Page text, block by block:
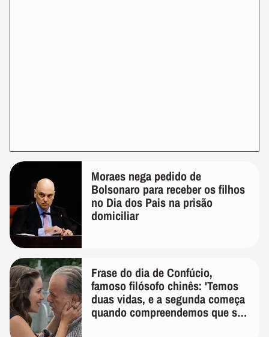
Moraes nega pedido de
Bolsonaro para receber os filhos
no Dia dos Pais na prisão
domiciliar
Frase do dia de Confúcio,
famoso filósofo chinês: 'Temos
duas vidas, e a segunda começa
quando compreendemos que só